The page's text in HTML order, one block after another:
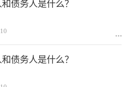
债务人是什么？
债务人是什么？